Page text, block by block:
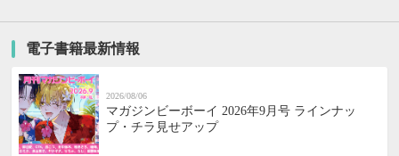
電子書籍最新情報
2026/08/06
マガジンビーボーイ 2026年9月号 ラインナッ
プ・チラ見せアップ